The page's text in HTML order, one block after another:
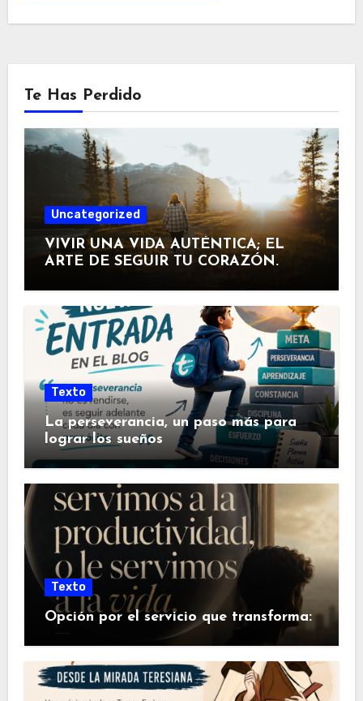
Te Has Perdido
Uncategorized
VIVIR UNA VIDA AUTÉNTICA; EL
ARTE DE SEGUIR TU CORAZÓN.
Texto
La perseverancia, un paso más para
lograr los sueños
Texto
Opción por el servicio que transforma: